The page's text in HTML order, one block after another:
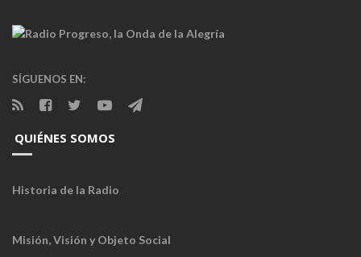
SÍGUENOS EN:
QUIÉNES SOMOS
Historia de la Radio
Misión, Visión y Objeto Social